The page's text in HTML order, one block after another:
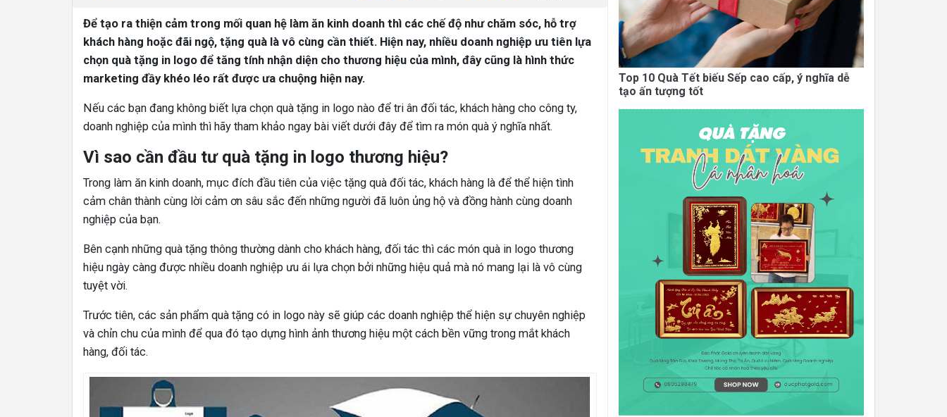
Để tạo ra thiện cảm trong mối quan hệ làm ăn kinh doanh thì các chế độ như chăm sóc, hỗ trợ
khách hàng hoặc đãi ngộ, tặng quà là vô cùng cần thiết. Hiện nay, nhiều doanh nghiệp ưu tiên lựa
chọn quà tặng in logo để tăng tính nhận diện cho thương hiệu của mình, đây cũng là hình thức
marketing đầy khéo léo rất được ưa chuộng hiện nay.
Nếu các bạn đang không biết lựa chọn quà tặng in logo nào để tri ân đối tác, khách hàng cho công ty,
doanh nghiệp của mình thì hãy tham khảo ngay bài viết dưới đây để tìm ra món quà ý nghĩa nhất.
Vì sao cần đầu tư quà tặng in logo thương hiệu?
Trong làm ăn kinh doanh, mục đích đầu tiên của việc tặng quà đối tác, khách hàng là để thể hiện tình
cảm chân thành cùng lời cảm ơn sâu sắc đến những người đã luôn ủng hộ và đồng hành cùng doanh
nghiệp của bạn.
Bên cạnh những quà tặng thông thường dành cho khách hàng, đối tác thì các món quà in logo thương
hiệu ngày càng được nhiều doanh nghiệp ưu ái lựa chọn bởi những hiệu quả mà nó mang lại là vô cùng
tuyệt vời.
Trước tiên, các sản phẩm quà tặng có in logo này sẽ giúp các doanh nghiệp thể hiện sự chuyên nghiệp
và chỉn chu của mình để qua đó tạo dựng hình ảnh thương hiệu một cách bền vững trong mắt khách
hàng, đối tác.
Top 10 Quà Tết biếu Sếp cao cấp, ý nghĩa dễ
tạo ấn tượng tốt